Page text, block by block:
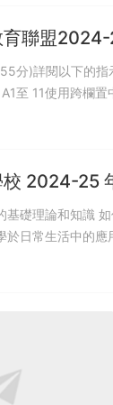
聯盟
至 11使用跨欄置
2024-25